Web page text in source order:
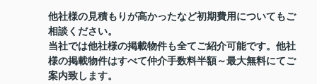
他社様の見積もりが高かったなど初期費用についてもご
相談ください。
当社では他社様の掲載物件も全てご紹介可能です。他社
様の掲載物件はすべて仲介手数料半額～最大無料にてご
案内致します。